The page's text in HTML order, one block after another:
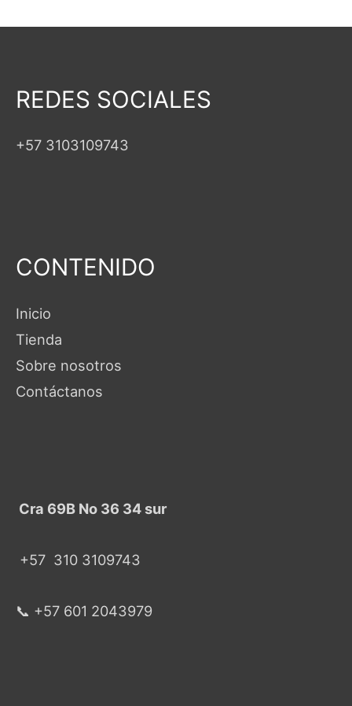
REDES SOCIALES
+57 3103109743
CONTENIDO
Inicio
Tienda
Sobre nosotros
Contáctanos
Cra 69B No 36 34 sur
+57 310 3109743
📞 +57 601 2043979